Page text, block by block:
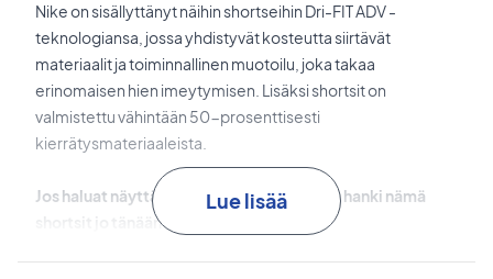
Nike on sisällyttänyt näihin shortseihin Dri-FIT ADV -
teknologiansa, jossa yhdistyvät kosteutta siirtävät
materiaalit ja toiminnallinen muotoilu, joka takaa
erinomaisen hien imeytymisen. Lisäksi shortsit on
valmistettu vähintään 50-prosenttisesti
kierrätysmateriaaleista.
Jos haluat näyttää upealta tenniskentällä, hanki nämä
shortsit jo tänään!
Lue lisää